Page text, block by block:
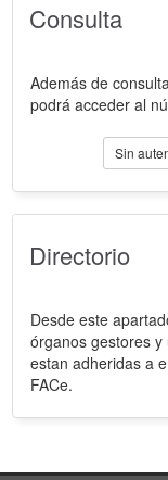
Consulta
Además de
podrá acceder al
Sin
Directorio
Desde este
órganos gestores
estan adheridas a
FACe.